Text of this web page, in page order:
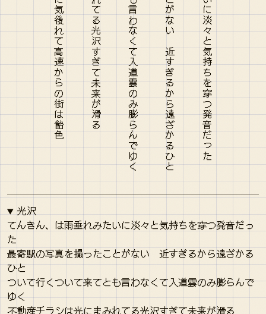
光沢
てんきん、は雨垂れみたいに淡々と気持ちを穿つ発音だっ
た
最寄駅の写真を撮ったことがない 近すぎるから遠ざかる
ひと
ついて行くついて来てとも言わなくて入道雲のみ膨らんで
ゆく
不動産チラシは光にまみれてる光沢すぎて未来が滑る